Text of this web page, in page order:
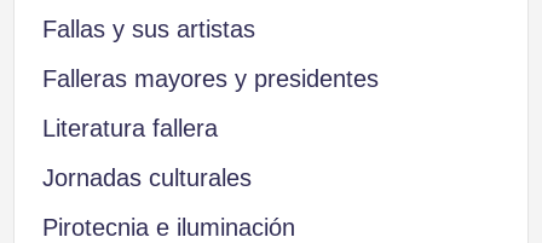
Fallas y sus artistas
Falleras mayores y presidentes
Literatura fallera
Jornadas culturales
Pirotecnia e iluminación